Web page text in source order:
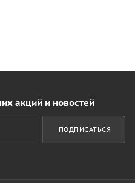
акций и новостей
ПОДПИСАТЬСЯ